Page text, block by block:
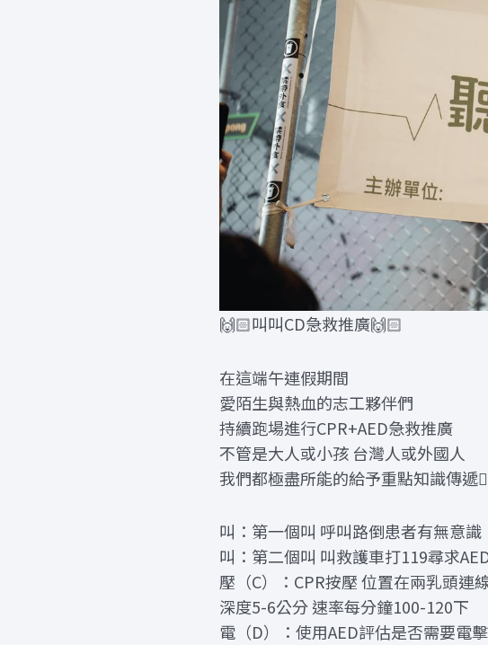
🙌🏻叫叫CD急救推廣🙌🏻
在這端午連假期間
愛陌生與熱血的志工夥伴們
持續跑場進行CPR+AED急救推廣
不管是大人或小孩 台灣人或外國人
我們都極盡所能的給予重點知識傳遞
叫：第一個叫 呼叫路倒患者有無意識
叫：第二個叫 叫救護車打119尋求
壓（C）：CPR按壓 位置在兩乳頭連
深度5-6公分 速率每分鐘100-120下
電（D）：使用AED評估是否需要電擊